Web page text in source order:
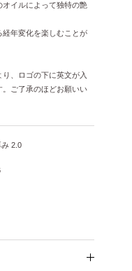
イルによって独特の艶
年変化を楽しむことが
、ロゴの下に英文が入
ご了承のほどお願いい
2.0